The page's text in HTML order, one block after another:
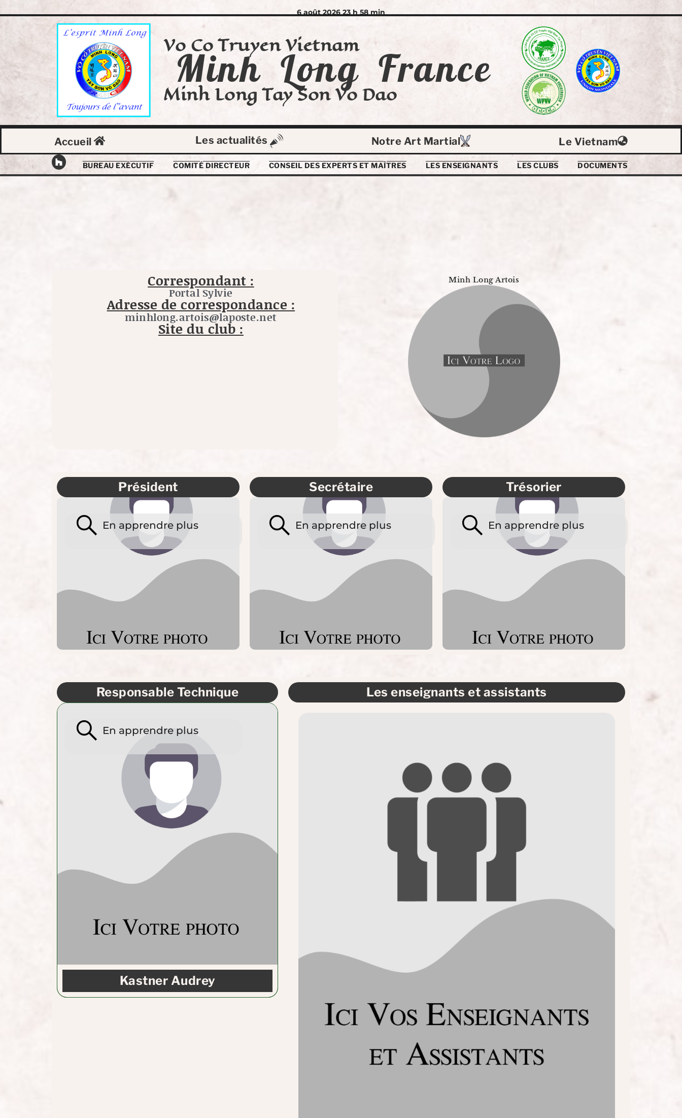
6 août 2026 23 h 58 min
Vo Co Truyen Vietnam
Minh Long France
Minh Long Tay Son Vo Dao
Accueil Les actualités Notre Art Martial Le Vietnam
BUREAU EXÉCUTIF COMITÉ DIRECTEUR CONSEIL DES EXPERTS ET MAÎTRES LES ENSEIGNANTS LES CLUBS DOCUMENTS
Correspondant :
Portal Sylvie
Adresse de correspondance :
minhlong.artois@laposte.net
Site du club :
Minh Long Artois
Président
En apprendre plus
Portal Sylvie
Secrétaire
En apprendre plus
Masse Oceane
Trésorier
En apprendre plus
Wambre Manon
Responsable Technique
En apprendre plus
Kastner Audrey
Les enseignants et assistants